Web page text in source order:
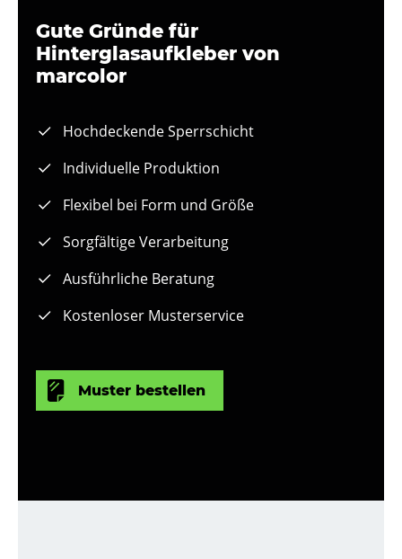
Gute Gründe für
Hinterglasaufkleber von
marcolor
Hochdeckende Sperrschicht
Individuelle Produktion
Flexibel bei Form und Größe
Sorgfältige Verarbeitung
Ausführliche Beratung
Kostenloser Musterservice
Muster bestellen